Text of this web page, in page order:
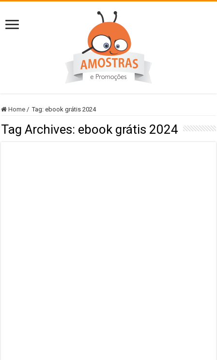
Home / Tag:ebook grátis 2024
Tag Archives: ebook grátis 2024